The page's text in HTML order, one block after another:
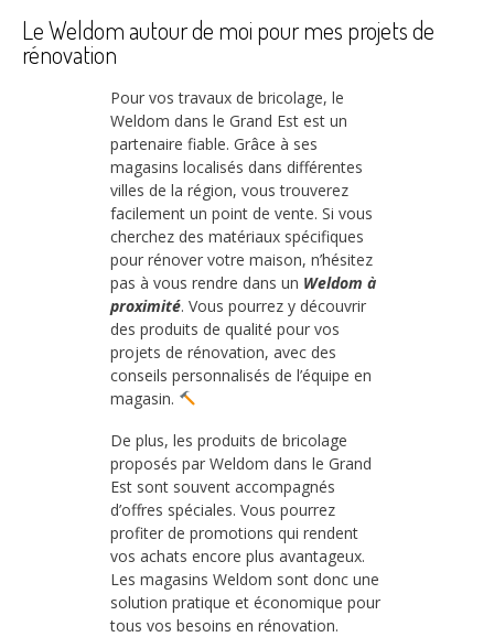
Le Weldom autour de moi pour mes projets de
rénovation
Pour vos travaux de bricolage, le
Weldom dans le Grand Est est un
partenaire fiable. Grâce à ses
magasins localisés dans différentes
villes de la région, vous trouverez
facilement un point de vente. Si vous
cherchez des matériaux spécifiques
pour rénover votre maison, n’hésitez
pas à vous rendre dans un Weldom à
proximité. Vous pourrez y découvrir
des produits de qualité pour vos
projets de rénovation, avec des
conseils personnalisés de l’équipe en
magasin.
De plus, les produits de bricolage
proposés par Weldom dans le Grand
Est sont souvent accompagnés
d’offres spéciales. Vous pourrez
profiter de promotions qui rendent
vos achats encore plus avantageux.
Les magasins Weldom sont donc une
solution pratique et économique pour
tous vos besoins en rénovation.